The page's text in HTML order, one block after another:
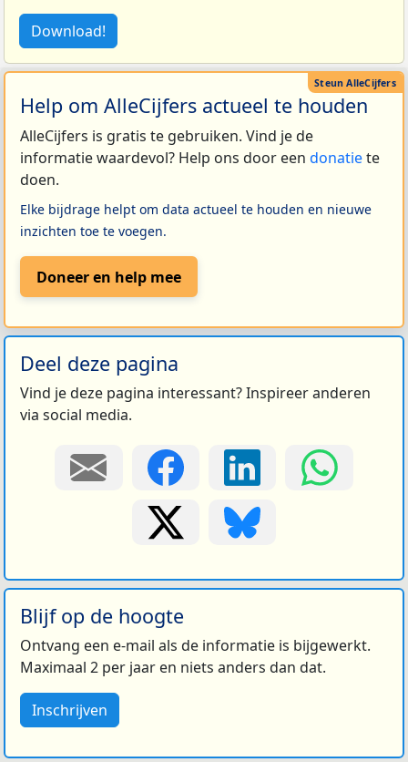
Download!
Help om AlleCijfers actueel te houden
AlleCijfers is gratis te gebruiken. Vind je de
informatie waardevol? Help ons door een donatiete
doen.
Elke bijdrage helpt om data actueel te houden en nieuwe
inzichten toe te voegen.
Doneer en help mee
Deel deze pagina
Vind je deze pagina interessant? Inspireer anderen
via social media.
Blijf op de hoogte
Ontvang een e-mail als de informatie is bijgewerkt.
Maximaal 2 per jaar en niets anders dan dat.
Inschrijven